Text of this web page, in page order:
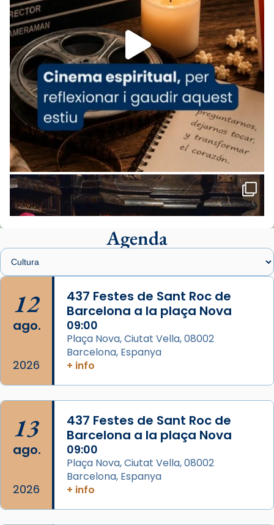
Aquest dilluns, 27 de juliol, ha tingut lloc la
missa d’acció de gràcies en agraïment al
comitè organitzador de la visita apostòlica
del Sant Pare Lleó XIV a Barcelona, i als
col·laboradors, a la Catedral de Barcelona.
L’arquebisbe de Barcelona, el cardenal Joan
Josep Omella, ha presidit la missa i l’ha
concelebrat el bisbe auxiliar de Barcelona,
Mons. David Abadías.
📸 Dr. G. Simón
Foto
View on Facebook Share
Arquebisbat de Barcelona
1 week ago
Memòria de les santes Juliana i
Semproniana, verges i màrtirs.
Acompanyant la història de sant Cugat, a
partir de l’Edat Mitjana sorgeix la tradició
que les santes Juliana (“relatiu a Júlia”) i
Semproniana (“relatiu a Semprònia =
eterna”) són deixebles seves. I l’any 1667, el
frare Joan Gaspar Roig, afirma en una obra
que les santes són filles de l’antiga Iluro.
Mataró en reivindicarà les relíq
... Ver más
Foto
View on Facebook Share
Arquebisbat de Barcelona
Agenda
12
ago.
2026
437 Festes de Sant Roc de
Barcelona a la plaça Nova
09:00
Plaça Nova, Ciutat Vella, 08002
Barcelona, Espanya
+ info
13
ago.
2026
437 Festes de Sant Roc de
Barcelona a la plaça Nova
09:00
Plaça Nova, Ciutat Vella, 08002
Barcelona, Espanya
+ info